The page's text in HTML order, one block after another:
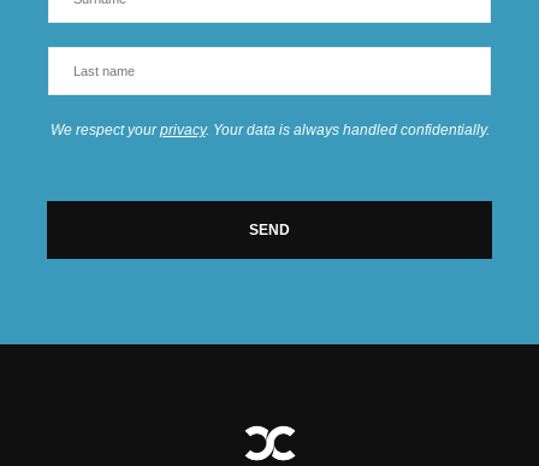
We respect yourprivacy. Your data is always handled confidentially.
SEND